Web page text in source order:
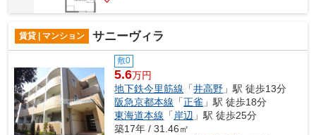
賃貸 | マンション サニーヴィラ
敷0
5.6万円
地下鉄今里筋線 「井高野 」駅 徒歩13分
阪急京都本線 「正雀 」駅 徒歩18分
東海道本線 「岸辺 」駅 徒歩25分
築17年 / 31.46㎡